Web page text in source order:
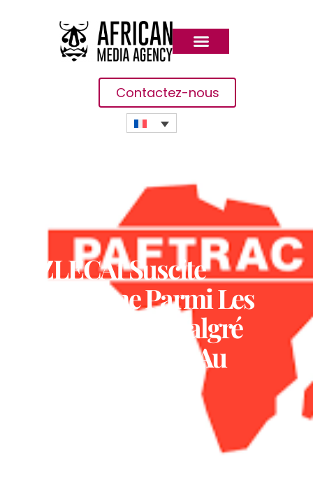
Contactez-nous
La ZLECAf Suscite
L’optimisme Parmi Les
PDG Africains Malgré
L’incertitude Liée Au